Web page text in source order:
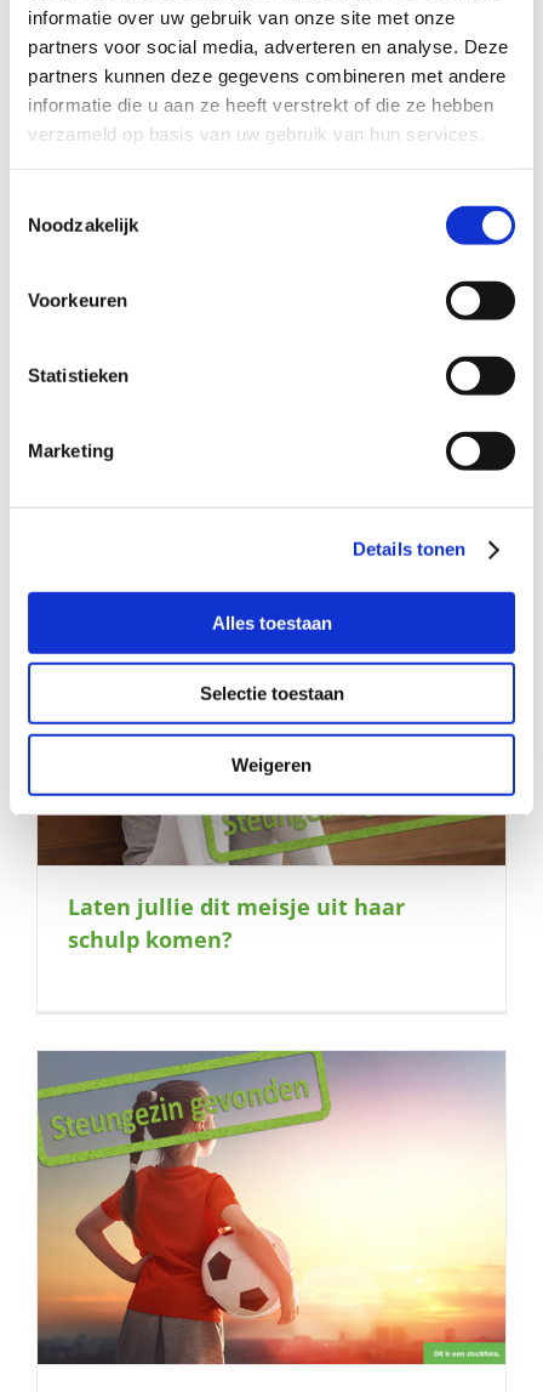
informatie over uw gebruik van onze site met onze
partners voor social media, adverteren en analyse. Deze
partners kunnen deze gegevens combineren met andere
informatie die u aan ze heeft verstrekt of die ze hebben
verzameld op basis van uw gebruik van hun services.
Noodzakelijk
Voorkeuren
Statistieken
Marketing
Details tonen
Alles toestaan
Selectie toestaan
Weigeren
dansen?
Laten jullie dit meisje uit haar
schulp komen?